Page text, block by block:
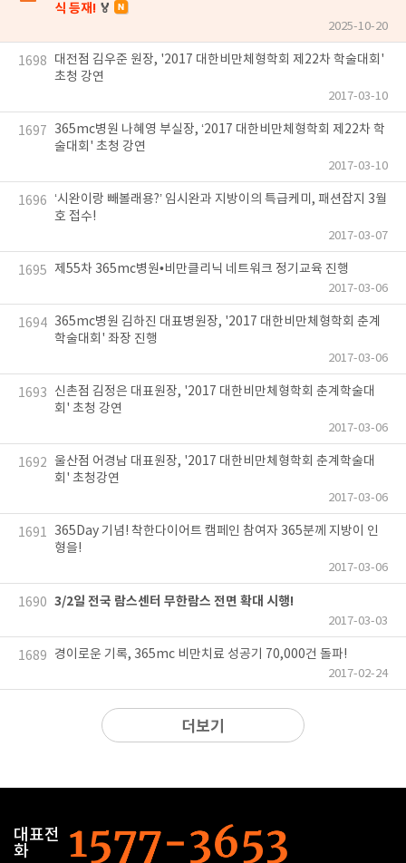
식 등재! 🏅
2025-10-20
1698
대전점 김우준 원장, '2017 대한비만체형학회 제22차 학술대회'
초청 강연
2017-03-10
1697
365mc병원 나혜영 부실장, ‘2017 대한비만체형학회 제22차 학
술대회' 초청 강연
2017-03-10
1696
‘시완이랑 빼볼래용?’ 임시완과 지방이의 특급케미, 패션잡지 3월
호 접수!
2017-03-07
1695 제55차 365mc병원•비만클리닉 네트워크 정기교육 진행
2017-03-06
1694 365mc병원 김하진 대표병원장, '2017 대한비만체형학회 춘계
학술대회' 좌장 진행
2017-03-06
1693
신촌점 김정은 대표원장, '2017 대한비만체형학회 춘계학술대
회' 초청 강연
2017-03-06
1692 울산점 어경남 대표원장, '2017 대한비만체형학회 춘계학술대
회' 초청강연
2017-03-06
1691
365Day 기념! 착한다이어트 캠페인 참여자 365분께 지방이 인
형을!
2017-03-06
1690 3/2일 전국 람스센터 무한람스 전면 확대 시행!
2017-03-03
1689 경이로운 기록, 365mc 비만치료 성공기 70,000건 돌파!
2017-02-24
더보기
대표전
화